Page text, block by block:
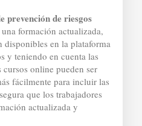
prevención de riesgos
formación actualizada,
disponibles en la plataforma
y teniendo en cuenta las
online pueden ser
fácilmente para incluir las
que los trabajadores
actualizada y